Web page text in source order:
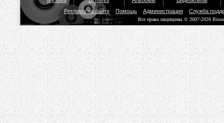
Реклама на сайте
Помощь Администрация Служба
Все права защищены © 2007-2026